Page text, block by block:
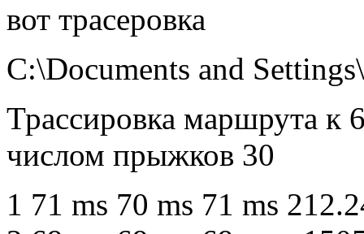
вот трасеровка
C:\Documents and
Трассировка маршрута к
числом прыжков 30
1 71 ms 70 ms 71 ms